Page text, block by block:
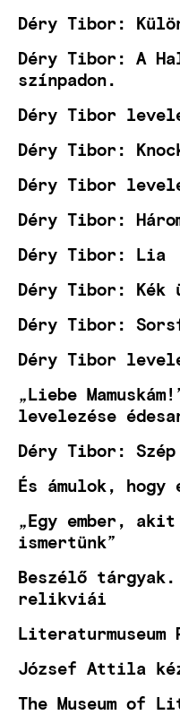
Déry Tibor:
Déry Tibor: A
színpadon.
Déry Tibor
Déry Tibor:
Déry Tibor
Déry Tibor:
Déry Tibor: Lia
Déry Tibor: Kék
Déry Tibor:
Déry Tibor
„Liebe
levelezése
Déry Tibor:
És ámulok, hogy
„Egy ember, akit
ismertünk”
Beszélő
relikviái
Literaturmuseum
József Attila
The Museum of